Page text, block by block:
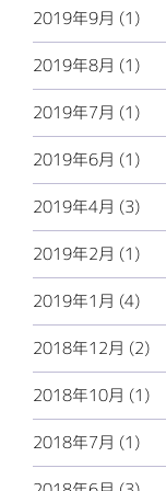
2019年9月 (1)
2019年8月 (1)
2019年7月 (1)
2019年6月 (1)
2019年4月 (3)
2019年2月 (1)
2019年1月 (4)
2018年12月 (2)
2018年10月 (1)
2018年7月 (1)